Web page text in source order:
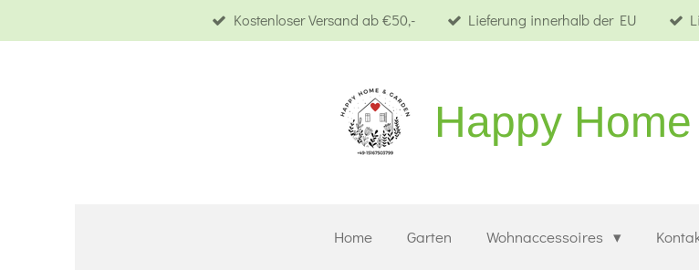
Hauptinhalt
Kostenloser Versand ab €50,- Lieferung innerhalb der EU
Happy
Home Garten Wohnaccessoires